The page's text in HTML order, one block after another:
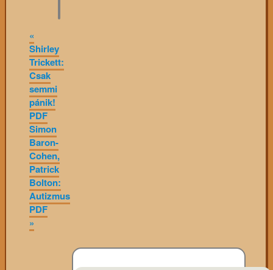
«
Shirley
Trickett:
Csak
semmi
pánik!
PDF
Simon
Baron-
Cohen,
Patrick
Bolton:
Autizmus
PDF
»